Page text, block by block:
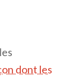
dont les